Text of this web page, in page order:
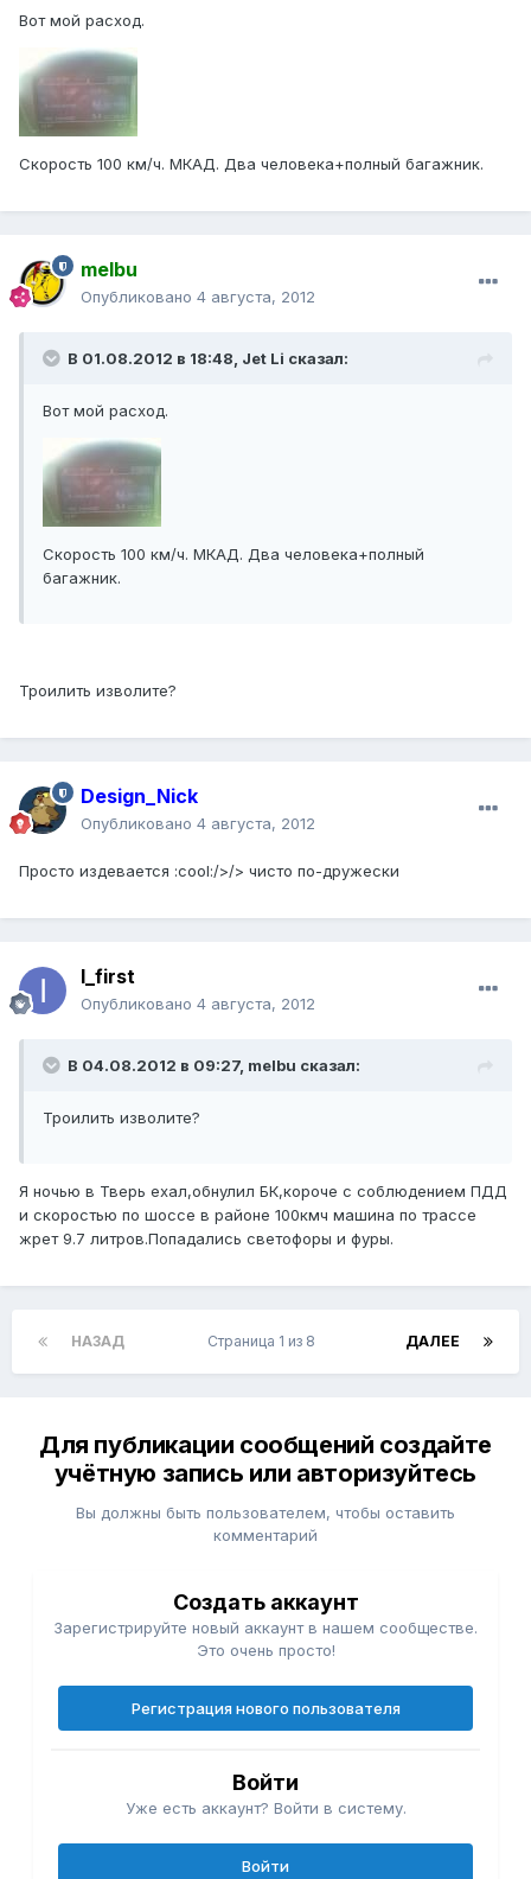
Вот мой расход.
Скорость 100 км/ч. МКАД. Два человека+полный багажник.
melbu
Опубликовано 4 августа, 2012
В 01.08.2012 в 18:48, Jet Li сказал:
Вот мой расход.
Скорость 100 км/ч. МКАД. Два человека+полный
багажник.
Троилить изволите?
Design_Nick
Опубликовано 4 августа, 2012
Просто издевается :cool:/>/> чисто по-дружески
I_first
Опубликовано 4 августа, 2012
В 04.08.2012 в 09:27, melbu сказал:
Троилить изволите?
Я ночью в Тверь ехал,обнулил БК,короче с соблюдением ПДД
и скоростью по шоссе в районе 100кмч машина по трассе
жрет 9.7 литров.Попадались светофоры и фуры.
НАЗАД ДАЛЕЕ
Страница 1 из 8
Для публикации сообщений создайте
учётную запись или авторизуйтесь
Вы должны быть пользователем, чтобы оставить
комментарий
Создать аккаунт
Зарегистрируйте новый аккаунт в нашем сообществе.
Это очень просто!
Регистрация нового пользователя
Войти
Уже есть аккаунт? Войти в систему.
Войти